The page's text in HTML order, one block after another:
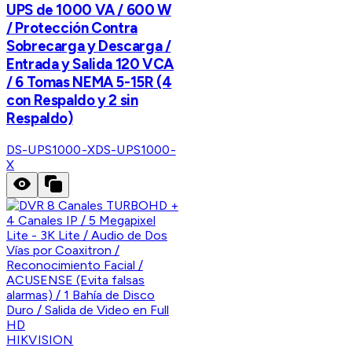
UPS de 1000 VA / 600 W
/ Protección Contra
Sobrecarga y Descarga /
Entrada y Salida 120 VCA
/ 6 Tomas NEMA 5-15R (4
con Respaldo y 2 sin
Respaldo)
DS-UPS1000-XDS-UPS1000-
X
HIKVISION